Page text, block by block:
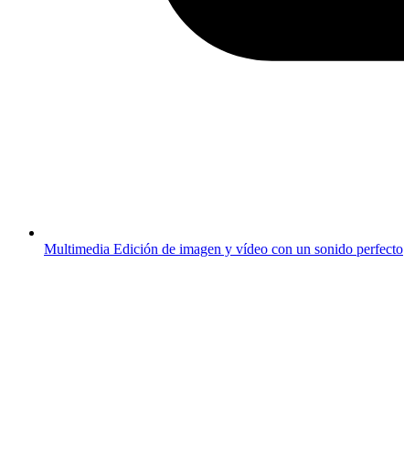
Multimedia Edición de imagen y vídeo con un sonido perfecto